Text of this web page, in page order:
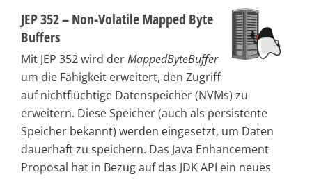
JEP 352 – Non-Volatile Mapped Byte
Buffers
Mit JEP 352 wird derMappedByteBuffer
um die Fähigkeit erweitert, den Zugriff
auf nichtflüchtige Datenspeicher (NVMs) zu
erweitern. Diese Speicher (auch als persistente
Speicher bekannt) werden eingesetzt, um Daten
dauerhaft zu speichern. Das Java Enhancement
Proposal hat in Bezug auf das JDK API ein neues